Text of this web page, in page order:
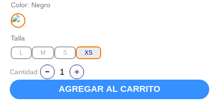
Color: Negro
Talla
L M S XS
Cantidad
AGREGAR AL CARRITO